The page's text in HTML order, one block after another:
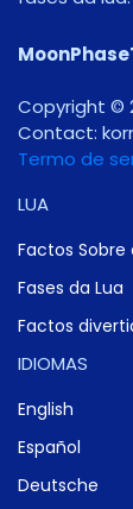
Copyright ©
Contact:
Termo de
LUA
Factos Sobre
Fases da Lua
Factos
IDIOMAS
English
Español
Deutsche